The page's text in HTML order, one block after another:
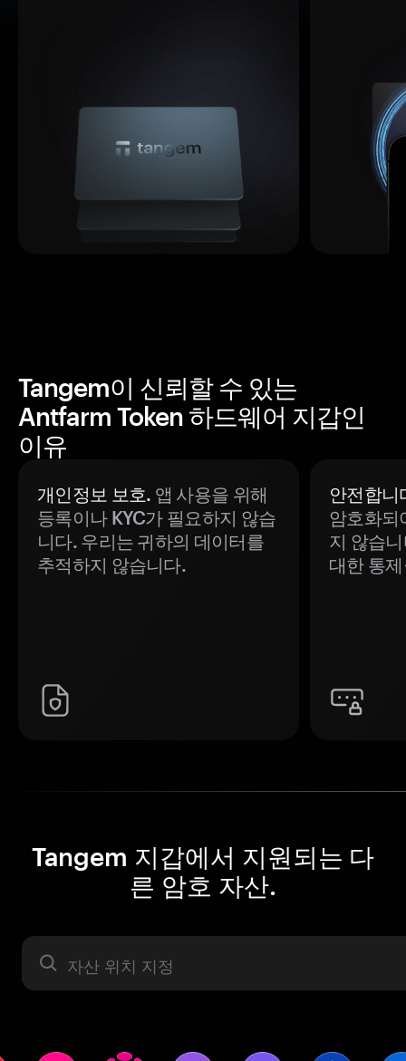
Tangem이 신뢰할 수 있는
Antfarm Token 하드웨어 지갑인
이유
개인정보 보호. 앱 사용을 위해
등록이나 KYC가 필요하지 않습
니다. 우리는 귀하의 데이터를
추적하지 않습니다.
안전합니
암호화되
지 않습
대한 통
Tangem 지갑에서 지원되는 다
른 암호 자산.
자산 라벨